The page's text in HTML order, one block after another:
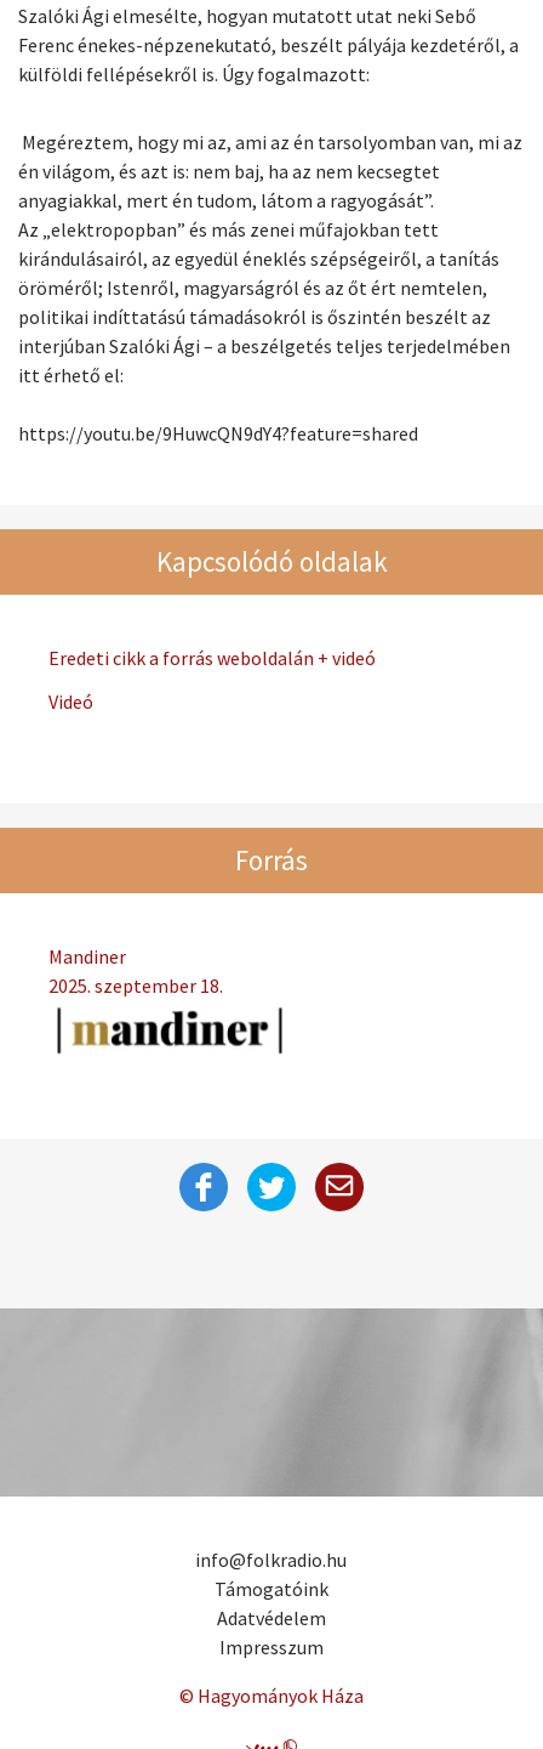
Szalóki Ági elmesélte, hogyan mutatott utat neki Sebő
Ferenc énekes-népzenekutató, beszélt pályája kezdetéről, a
külföldi fellépésekről is. Úgy fogalmazott:
Megéreztem, hogy mi az, ami az én tarsolyomban van, mi az
én világom, és azt is: nem baj, ha az nem kecsegtet
anyagiakkal, mert én tudom, látom a ragyogását”.
Az „elektropopban” és más zenei műfajokban tett
kirándulásairól, az egyedül éneklés szépségeiről, a tanítás
öröméről; Istenről, magyarságról és az őt ért nemtelen,
politikai indíttatású támadásokról is őszintén beszélt az
interjúban Szalóki Ági – a beszélgetés teljes terjedelmében
itt érhető el:
https://youtu.be/9HuwcQN9dY4?feature=shared
Kapcsolódó oldalak
Eredeti cikk a forrás weboldalán + videó
Videó
Forrás
Mandiner
2025. szeptember 18.
info@folkradio.hu
Támogatóink
Adatvédelem
Impresszum
© Hagyományok Háza